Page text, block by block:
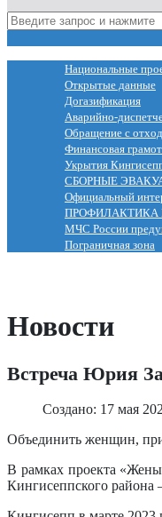
Национальные
Открытые данные
Догазификация
Аварийно-
Обращение с
Финансовая
Укрытия
СБОРНЫЕ
Официальный
ПРОФИЛАКТИКА
МЧС России
Пограничная зона
Новости
Встреча Юрия
Создано: 17 мая
Объединить женщин,
В рамках проекта
Кингисеппского